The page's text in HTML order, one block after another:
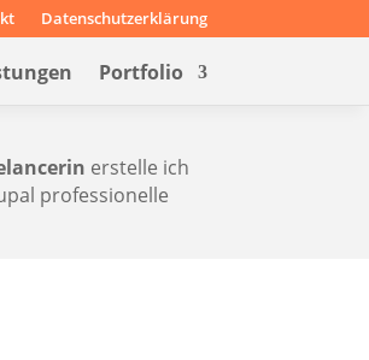
Datenschutzerklärung
Portfolio
erstelle ich
professionelle